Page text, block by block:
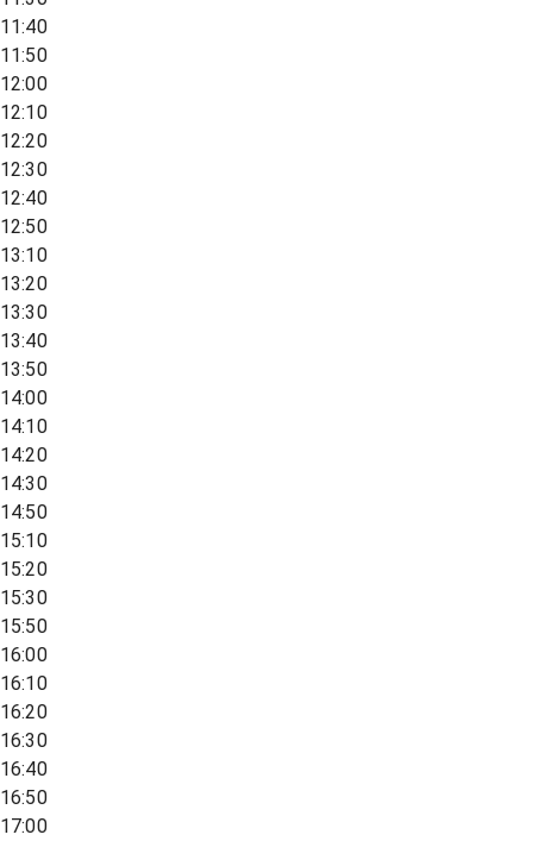
11:40
11:50
12:00
12:10
12:20
12:30
12:40
12:50
13:10
13:20
13:30
13:40
13:50
14:00
14:10
14:20
14:30
14:50
15:10
15:20
15:30
15:50
16:00
16:10
16:20
16:30
16:40
16:50
17:00